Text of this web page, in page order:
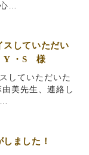
…
スしていただい
Y ・S 様
していただいた
美先生、連絡し
…
しました！